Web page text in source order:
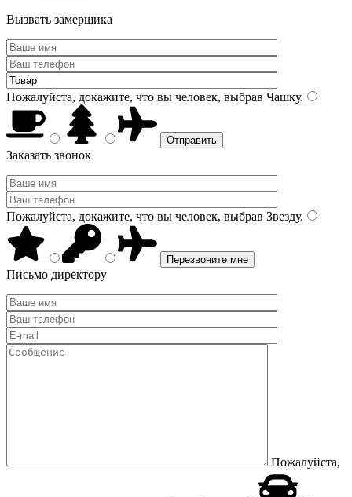
Вызвать замерщика
Пожалуйста, докажите, что вы человек, выбрав Чашку.
Заказать звонок
Пожалуйста, докажите, что вы человек, выбрав Звезду.
Письмо директору
Пожалуйста,